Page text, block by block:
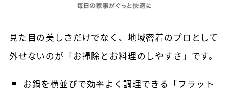
見た目の美しさだけでなく、地域密着のプロとして
外せないのが「お掃除とお料理のしやすさ」です。
お鍋を横並びで効率よく調理できる「フラット